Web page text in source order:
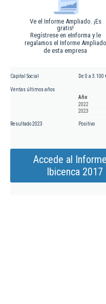
Ve el Informe Ampliado. ¡Es
gratis!
Regístrese en eInforma y le
regalamos el Informe Ampliado
de esta empresa
Capital Social De 0 a 3.100
Ventas últimos años
Año
2022
2023
Resultado 2023 Positivo
Accede al
Ibicenca